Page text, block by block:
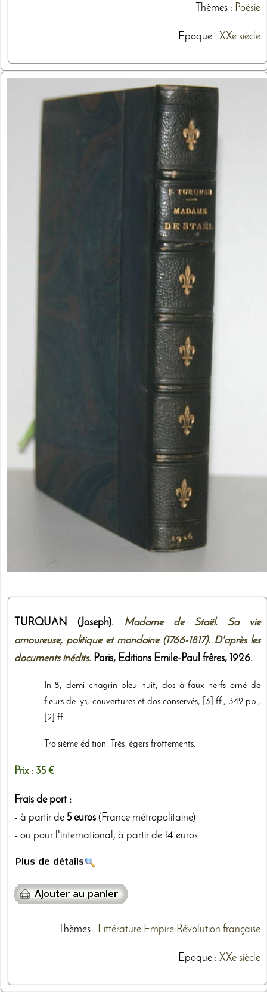
Thèmes: Poésie
Epoque : XXe siècle
TURQUAN (Joseph). Madame de Staël. Sa vie
amoureuse, politique et mondaine (1766-1817). D'après les
documents inédits. Paris, Editions Emile-Paul frêres, 1926.
In-8, demi chagrin bleu nuit, dos à faux nerfs orné de
fleurs de lys, couvertures et dos conservés, [3] ff., 342 pp.,
[2] ff.
Troisième édition. Très légers frottements.
Prix : 35 €
Frais de port :
- à partir de 5 euros (France métropolitaine)
- ou pour l'international, à partir de 14 euros.
Thèmes: Littérature Empire Révolution française
Epoque : XXe siècle